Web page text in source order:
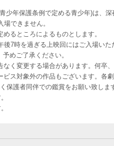
年保護条例で定める青少年)は、
できません。
るところによるものとします。
7時を過ぎる上映回にはご入場いた
めご了承ください。
く変更する場合があります。何卒、
ス対象外の作品もございます。各
保護者同伴での鑑賞をお願い致しま